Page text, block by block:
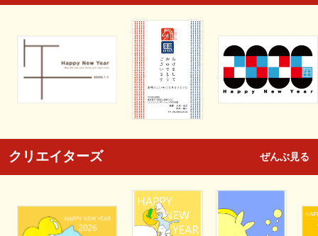
クリエイターズ ぜんぶ見る